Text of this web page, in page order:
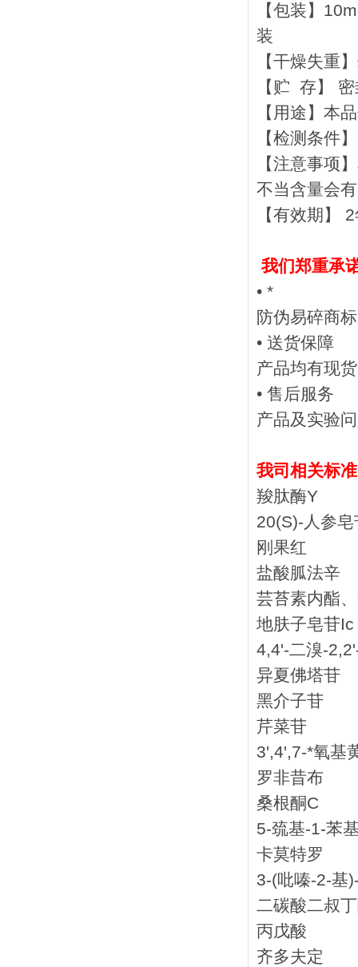
【包装】
装
【干燥失重
【贮 存】
【用途】本
【检测条件
【注意事项
不当含量会
【有效期】
我们郑重承
• *
防伪易碎商
• 送货保障
产品均有现
• 售后服务
产品及实验
我司相关标
羧肽酶Y
20(S)-人参
刚果红
盐酸胍法辛
芸苔素内酯
地肤子皂苷Ic
4,4'-二溴-
异夏佛塔苷
黑介子苷
芹菜苷
3',4',7-*氧基
罗非昔布
桑根酮C
5-巯基-1-苯
卡莫特罗
3-(吡嗪-2-基
二碳酸二叔
丙戊酸
齐多夫定